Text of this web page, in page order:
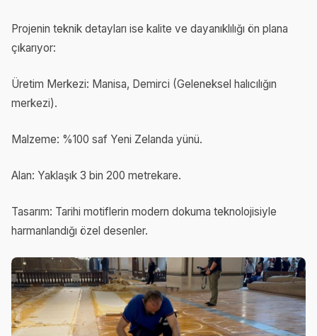
Projenin teknik detayları ise kalite ve dayanıklılığı ön plana
çıkarıyor:
Üretim Merkezi: Manisa, Demirci (Geleneksel halıcılığın
merkezi).
Malzeme: %100 saf Yeni Zelanda yünü.
Alan: Yaklaşık 3 bin 200 metrekare.
Tasarım: Tarihi motiflerin modern dokuma teknolojisiyle
harmanlandığı özel desenler.